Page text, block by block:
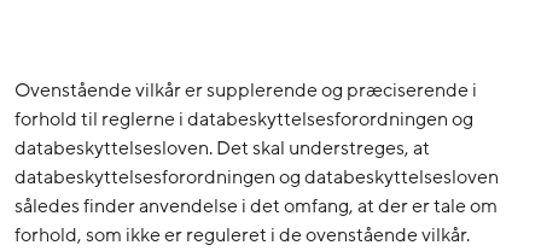
Ovenstående vilkår er supplerende og præciserende i
forhold til reglerne i databeskyttelsesforordningen og
databeskyttelsesloven. Det skal understreges, at
databeskyttelsesforordningen og databeskyttelsesloven
således finder anvendelse i det omfang, at der er tale om
forhold, som ikke er reguleret i de ovenstående vilkår.